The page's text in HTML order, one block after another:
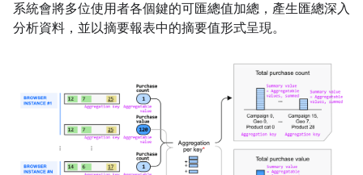
系統會將多位使用者各個鍵的可匯總值加總，產生匯總深入
分析資料，並以摘要報表中的摘要值形式呈現。